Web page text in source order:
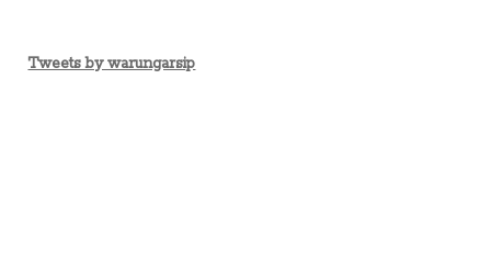
Tweets by warungarsip